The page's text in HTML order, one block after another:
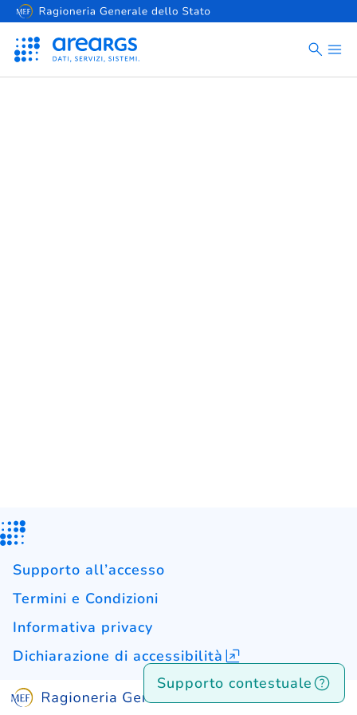
Supporto contestuale
Supporto all’accesso
Termini e Condizioni
Informativa privacy
Dichiarazione di accessibilità